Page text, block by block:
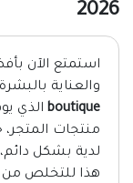
2026
استمتع الآن
والعناية
boutique
منتجات
لدية بشكل
هذا للتخلص من